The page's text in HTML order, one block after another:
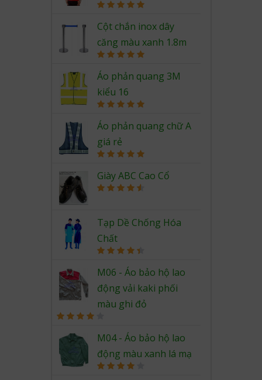
out of 5
Cột chắn inox dây
căng màu xanh 1.8m
out of 5
Áo phản quang 3M
kiểu 16
out of 5
Áo phản quang chữ A
giá rẻ
out of 5
Giày ABC Cao Cổ
Tạp Dề Chống Hóa
Chất
out of 5
M06 - Áo bảo hộ lao
động vải kaki phối
màu ghi đỏ
4.00out
of 5
M04 - Áo bảo hộ lao
động màu xanh lá mạ